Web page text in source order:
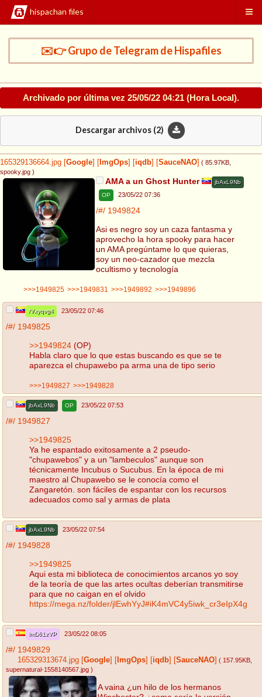
hispachan files
✉️👉 Grupo de Telegram de Hispafiles
Archivado por última vez 25/05/22 04:21 (Hora Local).
Descargar archivos (2)
165329136664.jpg Google ImgOps iqdb SauceNAO ( 85.97KB
spooky.jpg )
AMA a un Ghost Hunter
jbAxL9Nb
OP
23/05/22 07:36
/#/ 1949824
Asi es negro soy un caza fantasma y
aprovecho la hora spooky para hacer
un AMA pregúntame lo que quieras,
soy un neo-cazador que mezcla
ocultismo y tecnología
>>>1949825 >>>1949831 >>>1949892 >>>1949896
/Vxyqvg4 23/05/22 07:46
/#/ 1949825
>>1949824 (OP)
Habla claro que lo que estas buscando es que se te
aparezca el chupawebo pa arma una de tipo serio
>>>1949827 >>>1949828
jbAxL9Nb OP 23/05/22 07:53
/#/ 1949827
>>1949825
Ya he espantado exitosamente a 2 pseudo-
"chupawebos" y a un "lambeculos" aunque son
técnicamente Incubus o Sucubus. En la época de mi
maestro al Chupawebo se le conocía como el
Zangaretón. son fáciles de espantar con los recursos
adecuados como sal y armas de plata
jbAxL9Nb 23/05/22 07:54
/#/ 1949828
>>1949825
Aqui esta mi biblioteca de conocimientos arcanos yo soy
de la teoría de que las artes ocultas deberían transmitirse
para que no caigan en el olvido
https://mega.nz/folder/jlEwhYyJ#iK4mVC4y5iwk_cr3eIpX4g
lmD61zVP 23/05/22 08:05
/#/ 1949829
165329313674.jpg Google ImgOps iqdb SauceNAO ( 157.95KB
supernatural-1558140567.jpg )
A vaina ¿un hilo de los hermanos